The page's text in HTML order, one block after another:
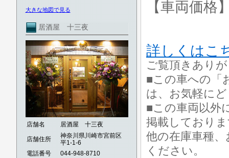
大きな地図で見る
居酒屋 十三夜
店舗名 居酒屋 十三夜
店舗住所
神奈川県川崎市宮前区
平1-1-6
電話番号
044-948-8710
【車両価格
詳しくはこ
ご覧頂きあり
■この車への「
は、お気軽に
■この車両以外
掲載しており
他の在庫車種
ください。